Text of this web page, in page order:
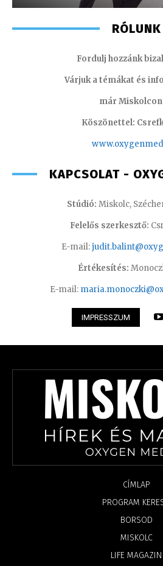
RÓLUNK
Fordulj hozzánk
Várjuk a témákat és
már Miskolcon
Köszönettel:
www.oxyge
KAPCSOLAT -
Stúdió: Miskolc,
Felelős szerkesztő:
E-mail:
Értékesítés:
E-mail:
IMPRESSZUM
CÍMLAP
PROGRAM
BORSOD
MISKOLC
LIFE MAGAZIN